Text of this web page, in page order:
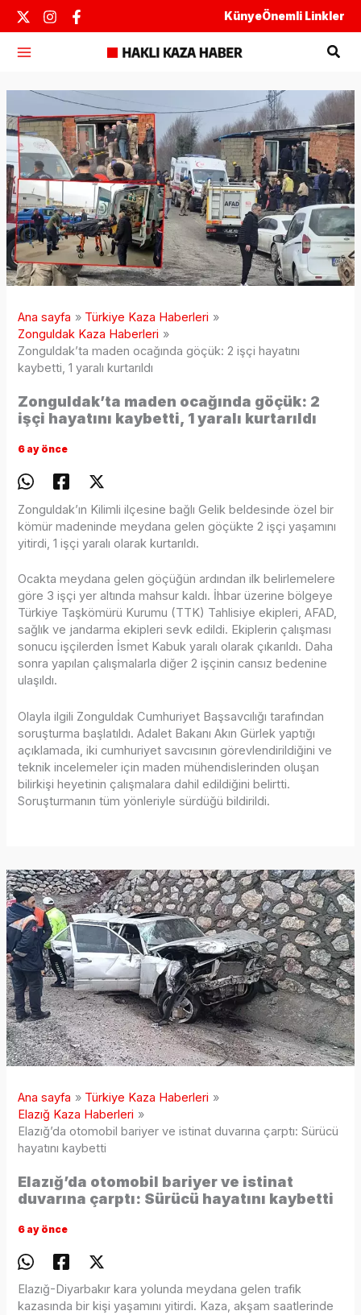
İçeriğe
atla
KünyeÖnemli Linkler
Ana sayfa
Türkiye Kaza Haberleri
Zonguldak Kaza Haberleri
Zonguldak’ta maden ocağında göçük: 2 işçi hayatını
kaybetti, 1 yaralı kurtarıldı
Zonguldak’ta maden ocağında göçük: 2
işçi hayatını kaybetti, 1 yaralı kurtarıldı
6 ay önce
Zonguldak’ın Kilimli ilçesine bağlı Gelik beldesinde özel bir
kömür madeninde meydana gelen göçükte 2 işçi yaşamını
yitirdi, 1 işçi yaralı olarak kurtarıldı.
Ocakta meydana gelen göçüğün ardından ilk belirlemelere
göre 3 işçi yer altında mahsur kaldı. İhbar üzerine bölgeye
Türkiye Taşkömürü Kurumu (TTK) Tahlisiye ekipleri, AFAD,
sağlık ve jandarma ekipleri sevk edildi. Ekiplerin çalışması
sonucu işçilerden İsmet Kabuk yaralı olarak çıkarıldı. Daha
sonra yapılan çalışmalarla diğer 2 işçinin cansız bedenine
ulaşıldı.
Olayla ilgili Zonguldak Cumhuriyet Başsavcılığı tarafından
soruşturma başlatıldı. Adalet Bakanı Akın Gürlek yaptığı
açıklamada, iki cumhuriyet savcısının görevlendirildiğini ve
teknik incelemeler için maden mühendislerinden oluşan
bilirkişi heyetinin çalışmalara dahil edildiğini belirtti.
Soruşturmanın tüm yönleriyle sürdüğü bildirildi.
Ana sayfa
Türkiye Kaza Haberleri
Elazığ Kaza Haberleri
Elazığ’da otomobil bariyer ve istinat duvarına çarptı: Sürücü
hayatını kaybetti
Elazığ’da otomobil bariyer ve istinat
duvarına çarptı: Sürücü hayatını kaybetti
6 ay önce
Elazığ-Diyarbakır kara yolunda meydana gelen trafik
kazasında bir kişi yaşamını yitirdi. Kaza, akşam saatlerinde